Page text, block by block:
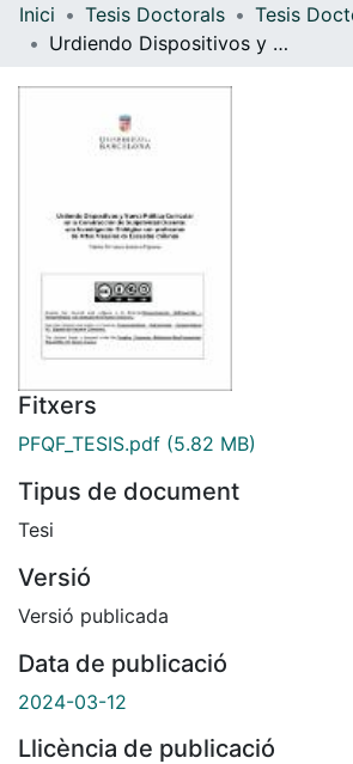
Navega
Com
Inici Tesis Doctorals
Urdiendo Dispositivos y Nueva Política Curricular en la Construcción de Subjetividad Docente: una Investigación Dialógica con profesoras de Artes Visuales de Escuelas chilenas
Fitxers
PFQF_TESIS.pdf (5.82 MB)
Tipus de document
Tesi
Versió
Versió publicada
Data de publicació
2024-03-12
Llicència de publicació